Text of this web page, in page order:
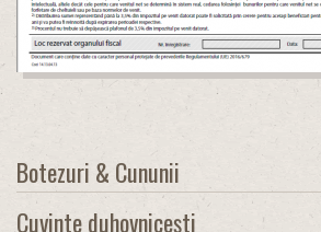
Botezuri & Cununii
Cuvinte duhovnicești